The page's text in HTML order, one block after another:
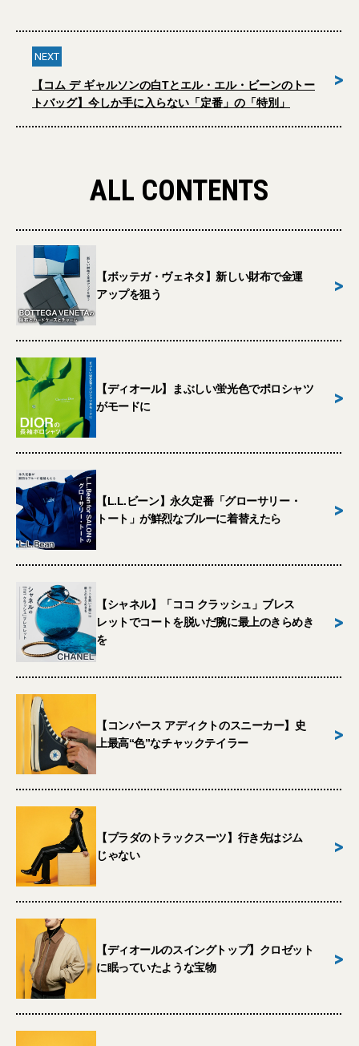
NEXT
【コム デ ギャルソンの白Tとエル・エル・ビーンのトー
トバッグ】今しか手に入らない「定番」の「特別」
>
ALL CONTENTS
【ボッテガ・ヴェネタ】新しい財布で金運
アップを狙う
>
【ディオール】まぶしい蛍光色でポロシャツ
がモードに
>
【L.L.ビーン】永久定番「グローサリー・
トート」が鮮烈なブルーに着替えたら
>
【シャネル】「ココ クラッシュ」ブレス
レットでコートを脱いだ腕に最上のきらめき
を
>
【コンバース アディクトのスニーカー】史
上最高“色”なチャックテイラー
>
【プラダのトラックスーツ】行き先はジム
じゃない
>
【ディオールのスイングトップ】クロゼット
に眠っていたような宝物
>